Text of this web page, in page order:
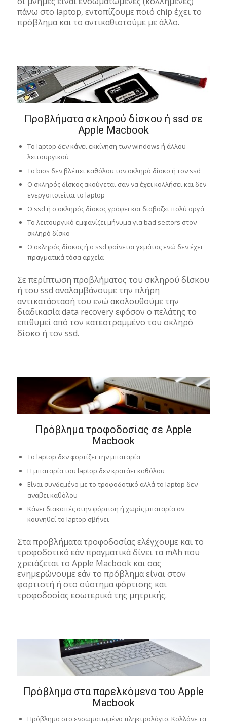
πάνω στο laptop, εντοπίζουμε ποιό chip έχει το
πρόβλημα και το αντικαθιστούμε με άλλο.
Προβλήματα σκληρού δίσκου ή ssd σε
Apple Macbook
Το laptop δεν κάνει εκκίνηση των windows ή άλλου
λειτουργικού
Το bios δεν βλέπει καθόλου τον σκληρό δίσκο ή τον ssd
Ο σκληρός δίσκος ακούγεται σαν να έχει κολλήσει και δεν
ενεργοποιείται το laptop
O ssd ή ο σκληρός δίσκος γράφει και διαβάζει πολύ αργά
Το λειτουργικό εμφανίζει μήνυμα για bad sectors στον
σκληρό δίσκο
Ο σκληρός δίσκος ή ο ssd φαίνεται γεμάτος ενώ δεν έχει
πραγματικά τόσα αρχεία
Σε περίπτωση προβλήματος του σκληρού δίσκου
ή του ssd αναλαμβάνουμε την πλήρη
αντικατάστασή του ενώ ακολουθούμε την
διαδικασία data recovery εφόσον ο πελάτης το
επιθυμεί από τον κατεστραμμένο του σκληρό
δίσκο ή τον ssd.
Πρόβλημα τροφοδοσίας σε Apple
Macbook
Το laptop δεν φορτίζει την μπαταρία
Η μπαταρία του laptop δεν κρατάει καθόλου
Είναι συνδεμένο με το τροφοδοτικό αλλά το laptop δεν
ανάβει καθόλου
Κάνει διακοπές στην φόρτιση ή χωρίς μπαταρία αν
κουνηθεί το laptop σβήνει
Στα προβλήματα τροφοδοσίας ελέγχουμε και το
τροφοδοτικό εάν πραγματικά δίνει τα mAh που
χρειάζεται το Apple Macbook και σας
ενημερώνουμε εάν το πρόβλημα είναι στον
φορτιστή ή στο σύστημα φόρτισης και
τροφοδοσίας εσωτερικά της μητρικής.
Πρόβλημα στα παρελκόμενα του Apple
Macbook
Πρόβλημα στο ενσωματωμένο πληκτρολόγιο. Κολλάνε τα